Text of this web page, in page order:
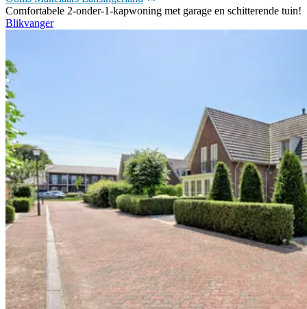
Comfortabele 2-onder-1-kapwoning met garage en schitterende tuin!
Blikvanger